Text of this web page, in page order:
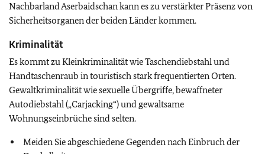
Nachbarland Aserbaidschan kann es zu verstärkter Präsenz von
Sicherheitsorganen der beiden Länder kommen.
Kriminalität
Es kommt zu Kleinkriminalität wie Taschendiebstahl und
Handtaschenraub in touristisch stark frequentierten Orten.
Gewaltkriminalität wie sexuelle Übergriffe, bewaffneter
Autodiebstahl („Carjacking“) und gewaltsame
Wohnungseinbrüche sind selten.
Meiden Sie abgeschiedene Gegenden nach Einbruch der